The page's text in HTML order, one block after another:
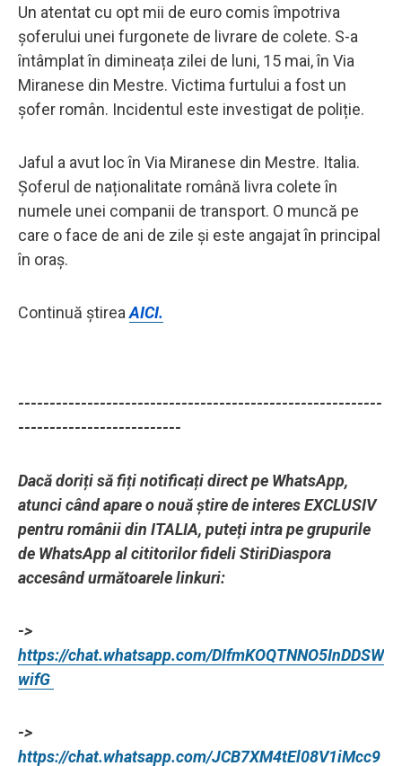
Un atentat cu opt mii de euro comis împotriva
șoferului unei furgonete de livrare de colete. S-a
întâmplat în dimineața zilei de luni, 15 mai, în Via
Miranese din Mestre. Victima furtului a fost un
șofer român. Incidentul este investigat de poliție.
Jaful a avut loc în Via Miranese din Mestre. Italia.
Șoferul de naționalitate română livra colete în
numele unei companii de transport. O muncă pe
care o face de ani de zile și este angajat în principal
în oraș.
Continuă știreaAICI.
----------------------------------------------------------
--------------------------
Dacă doriți să fiți notificați direct pe WhatsApp,
atunci când apare o nouă știre de interes EXCLUSIV
pentru românii din ITALIA, puteți intra pe grupurile
de WhatsApp al cititorilor fideli StiriDiaspora
accesând următoarele linkuri:
->
https://chat.whatsapp.com/DIfmKOQTNNO5InDDSW
wifG
->
https://chat.whatsapp.com/JCB7XM4tEl08V1iMcc9